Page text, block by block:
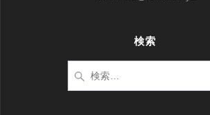
検索
検
索: